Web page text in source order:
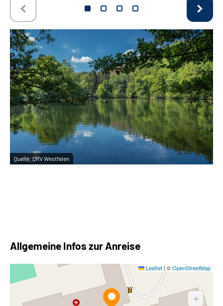
Quelle:DRV Westfalen
Allgemeine Infos zur Anreise
+
Leaflet | ©OpenStreetMap